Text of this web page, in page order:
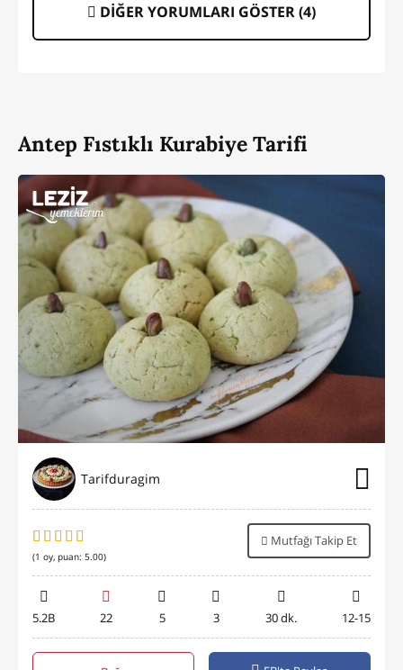
DİĞER YORUMLARI GÖSTER (4)
Antep Fıstıklı Kurabiye Tarifi
Tarifduragim
(1 oy, puan: 5.00)
Mutfağı Takip Et
5.2B 22 5 3 30 dk. 12-15